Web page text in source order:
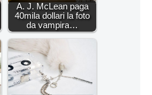
A. J. McLean paga
40mila dollari la foto
da vampira…